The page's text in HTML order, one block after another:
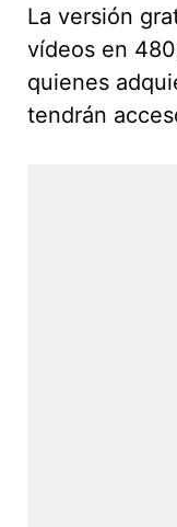
La versión
vídeos en
quienes
tendrán